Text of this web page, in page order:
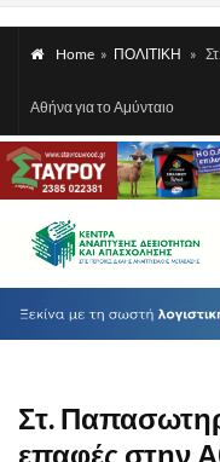
Home » ΠΟΛΙΤΙΚΗ »
Αθήνα για το Αμύνταιο
Στ.
επαφές στην